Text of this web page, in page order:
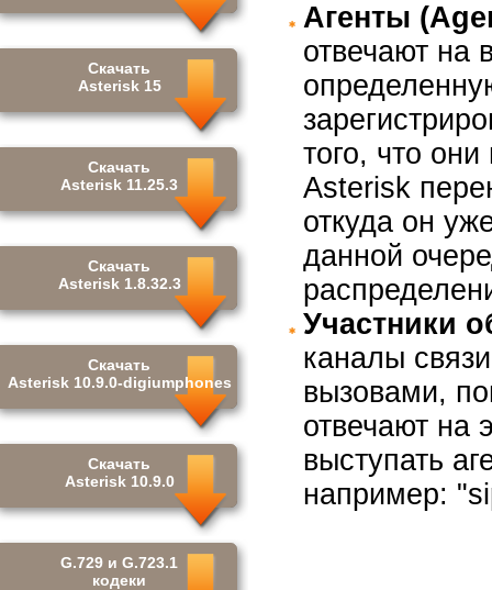
Скачать
Asterisk 15
Скачать
Asterisk 11.25.3
Скачать
Asterisk 1.8.32.3
Скачать
Asterisk 10.9.0-digiumphones
Скачать
Asterisk 10.9.0
G.729 и G.723.1
кодеки
Агенты
отвечают на
того, что
Asterisk
откуда он
данной
Участники
каналы
вызовами,
отвечают на
выступать
например: